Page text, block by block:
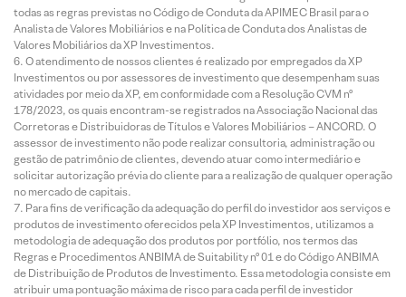
todas as regras previstas no Código de Conduta da APIMEC Brasil para o
Analista de Valores Mobiliários e na Política de Conduta dos Analistas de
Valores Mobiliários da XP Investimentos.
O atendimento de nossos clientes é realizado por empregados da XP
Investimentos ou por assessores de investimento que desempenham suas
atividades por meio da XP, em conformidade com a Resolução CVM nº
178/2023, os quais encontram-se registrados na Associação Nacional das
Corretoras e Distribuidoras de Títulos e Valores Mobiliários – ANCORD. O
assessor de investimento não pode realizar consultoria, administração ou
gestão de patrimônio de clientes, devendo atuar como intermediário e
solicitar autorização prévia do cliente para a realização de qualquer operação
no mercado de capitais.
Para fins de verificação da adequação do perfil do investidor aos serviços e
produtos de investimento oferecidos pela XP Investimentos, utilizamos a
metodologia de adequação dos produtos por portfólio, nos termos das
Regras e Procedimentos ANBIMA de Suitability nº 01 e do Código ANBIMA
de Distribuição de Produtos de Investimento. Essa metodologia consiste em
atribuir uma pontuação máxima de risco para cada perfil de investidor